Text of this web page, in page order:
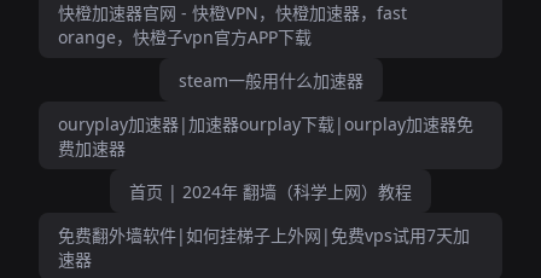
快橙加速器官网 - 快橙VPN，快橙加速器，fast
orange，快橙子vpn官方APP下载
steam一般用什么加速器
ouryplay加速器|加速器ourplay下载|ourplay加速器免
费加速器
首页 | 2024年 翻墙（科学上网）教程
免费翻外墙软件|如何挂梯子上外网|免费vps试用7天加
速器